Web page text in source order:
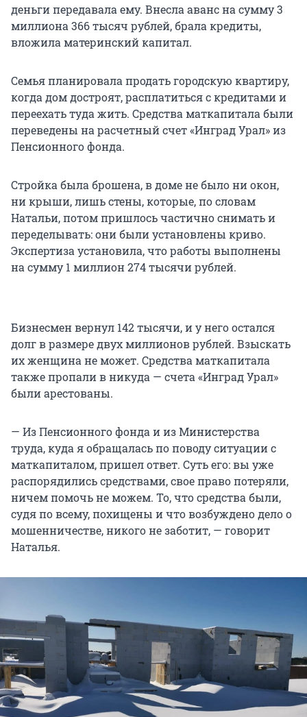
деньги передавала ему. Внесла аванс на сумму 3
миллиона 366 тысяч рублей, брала кредиты,
вложила материнский капитал.
Семья планировала продать городскую квартиру,
когда дом достроят, расплатиться с кредитами и
переехать туда жить. Средства маткапитала были
переведены на расчетный счет «Инград Урал» из
Пенсионного фонда.
Стройка была брошена, в доме не было ни окон,
ни крыши, лишь стены, которые, по словам
Натальи, потом пришлось частично снимать и
переделывать: они были установлены криво.
Экспертиза установила, что работы выполнены
на сумму 1 миллион 274 тысячи рублей.
Бизнесмен вернул 142 тысячи, и у него остался
долг в размере двух миллионов рублей. Взыскать
их женщина не может. Средства маткапитала
также пропали в никуда — счета «Инград Урал»
были арестованы.
— Из Пенсионного фонда и из Министерства
труда, куда я обращалась по поводу ситуации с
маткапиталом, пришел ответ. Суть его: вы уже
распорядились средствами, свое право потеряли,
ничем помочь не можем. То, что средства были,
судя по всему, похищены и что возбуждено дело о
мошенничестве, никого не заботит, — говорит
Наталья.